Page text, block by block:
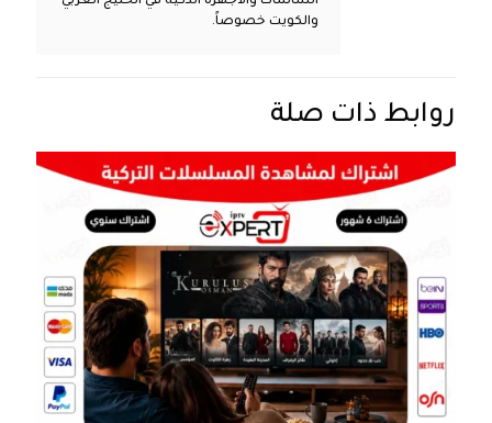
والكويت خصوصاً.
روابط ذات صلة